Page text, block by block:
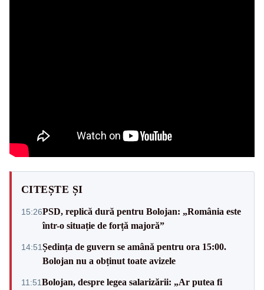
CITEȘTE ȘI
15:26PSD, replică dură pentru Bolojan: „România este
într-o situație de forță majoră”
14:51Ședința de guvern se amână pentru ora 15:00.
Bolojan nu a obținut toate avizele
11:51Bolojan, despre legea salarizării: „Ar putea fi